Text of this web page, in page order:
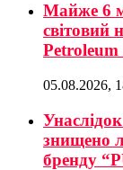
Майже 6
світовий
Petroleum
05.08.2026,
знищено
бренду